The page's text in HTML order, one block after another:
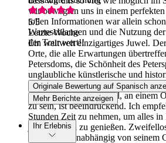
wir bewegten uns in einem
tollen Informationen war allein
Warteschlangen und die Nutzung
der Tour wert!!
5/5
Letzte Woche
Ein weltweit einzigartiges Juwel.
Orte, die alle Erwartungen
Petersdoms, die Schönheit des
unglaubliche künstlerische und
den Besuch zu einem
gepflegt, und das Gefühl, an einem
zu sein, ist beeindruckend. Ich
Stunden Zeit zu nehmen, um alles
jeden Winkel zu genießen.
Reisenden, unabhängig von seinem
Originale Bewertung auf Spanisch
Mehr Berichte anzeigen
Ihr Erlebnis